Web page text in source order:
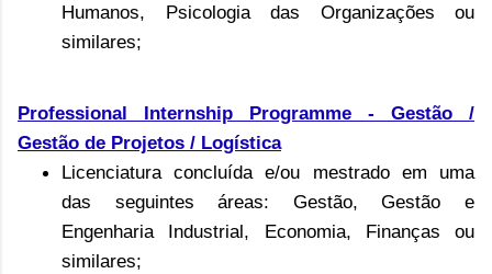
Humanos, Psicologia das Organizações ou
similares;
Professional Internship Programme - Gestão /
Gestão de Projetos / Logística
Licenciatura concluída e/ou mestrado em uma
das seguintes áreas: Gestão, Gestão e
Engenharia Industrial, Economia, Finanças ou
similares;